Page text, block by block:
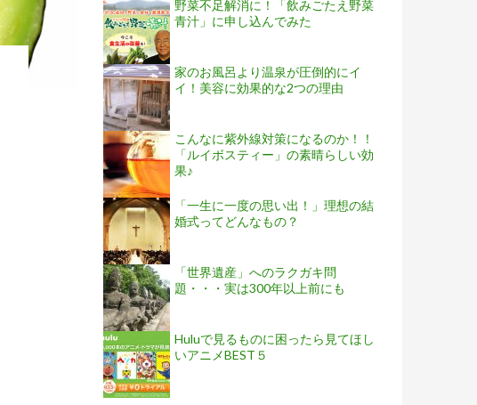
野菜不足解消に！「飲みごたえ野菜
青汁」に申し込んでみた
家のお風呂より温泉が圧倒的にイ
イ！美容に効果的な2つの理由
こんなに紫外線対策になるのか！！
「ルイボスティー」の素晴らしい効
果♪
「一生に一度の思い出！」理想の結
婚式ってどんなもの？
「世界遺産」へのラクガキ問
題・・・実は300年以上前にも
Huluで見るものに困ったら見てほし
いアニメBEST５